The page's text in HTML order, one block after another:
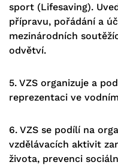
sport (Lifesaving).
přípravu, pořádání a
mezinárodních
odvětví.
5. VZS organizuje a
reprezentaci ve
6. VZS se podílí na
vzdělávacích aktivit
života, prevenci